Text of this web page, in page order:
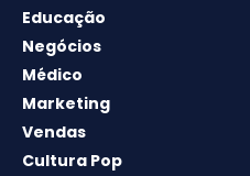
Educação
Negócios
Médico
Marketing
Vendas
Cultura Pop